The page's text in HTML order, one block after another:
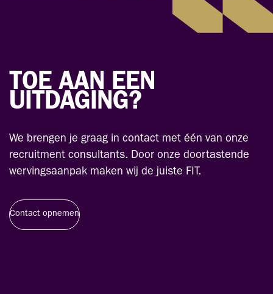
TOE AAN EEN
UITDAGING?
We brengen je graag in contact met één van onze
recruitment consultants. Door onze doortastende
wervingsaanpak maken wij de juiste FIT.
Contact opnemen